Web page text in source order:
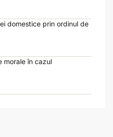
domestice prin ordinul de
morale în cazul